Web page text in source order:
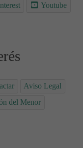
Youtube
Aviso Legal
del Menor